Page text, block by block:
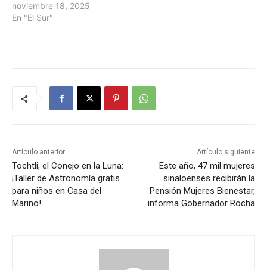
noviembre 18, 2025
En "El Sur"
Artículo anterior
Tochtli, el Conejo en la Luna:
¡Taller de Astronomía gratis
para niños en Casa del
Marino!
Artículo siguiente
Este año, 47 mil mujeres
sinaloenses recibirán la
Pensión Mujeres Bienestar,
informa Gobernador Rocha